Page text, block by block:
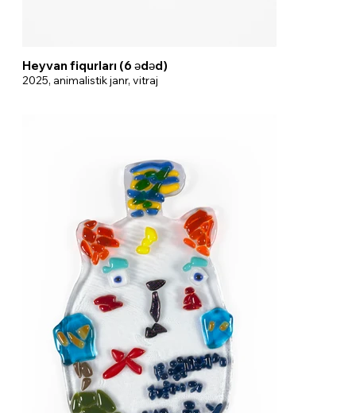
Heyvan fiqurları (6 ədəd)
2025, animalistik janr, vitraj